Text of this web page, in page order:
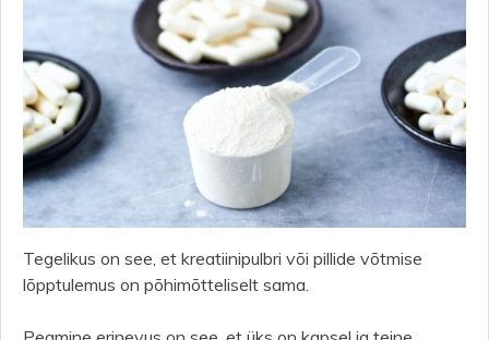
Tegelikus on see, et kreatiinipulbri või pillide võtmise
lõpptulemus on põhimõtteliselt sama.